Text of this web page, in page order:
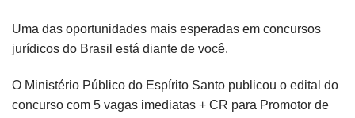
Uma das oportunidades mais esperadas em concursos
jurídicos do Brasil está diante de você.
O Ministério Público do Espírito Santo publicou o edital do
concurso com 5 vagas imediatas + CR para Promotor de